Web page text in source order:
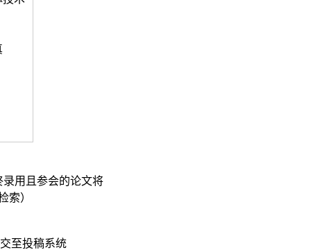
用且参会的论文将
索）
至投稿系统